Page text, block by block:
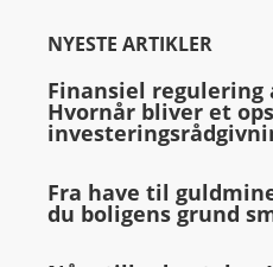
NYESTE ARTIKLER
Finansiel regulering
Hvornår bliver et
Fra have til
du boligens grund